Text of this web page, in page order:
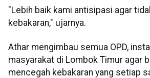
"Lebih baik kami antisipasi agar
kebakaran," ujarnya.
Athar mengimbau semua OPD,
masyarakat di Lombok Timur agar
mencegah kebakaran yang setiap